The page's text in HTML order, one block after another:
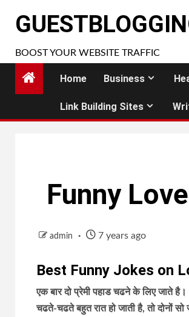
BOOST YOUR WEBSITE TRAFFIC
Home Business
Link Building Sites
Funny
admin 7 years ago
Best Funny Jokes on
एक बार दो प्रेमी पहाड चढने के लिए जाते है।
चढते-चढते बहुत रात हो जाती है, तो दोनों सो